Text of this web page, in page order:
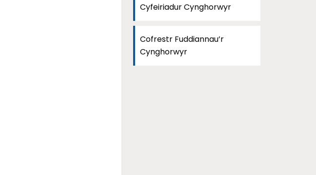
Cyfeiriadur Cynghorwyr
Cofrestr Fuddiannau’r
Cynghorwyr